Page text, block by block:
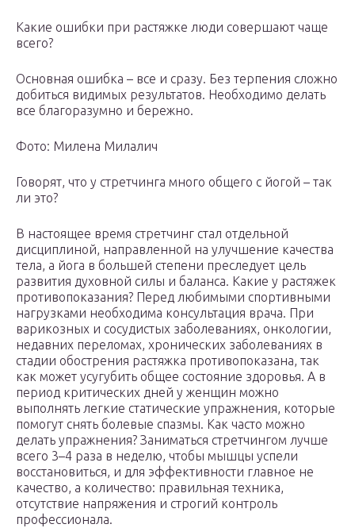
Какие ошибки при растяжке люди совершают чаще
всего?
Основная ошибка – все и сразу. Без терпения сложно
добиться видимых результатов. Необходимо делать
все благоразумно и бережно.
Фото: Милена Милалич
Говорят, что у стретчинга много общего с йогой – так
ли это?
В настоящее время стретчинг стал отдельной
дисциплиной, направленной на улучшение качества
тела, а йога в большей степени преследует цель
развития духовной силы и баланса. Какие у растяжек
противопоказания? Перед любимыми спортивными
нагрузками необходима консультация врача. При
варикозных и сосудистых заболеваниях, онкологии,
недавних переломах, хронических заболеваниях в
стадии обострения растяжка противопоказана, так
как может усугубить общее состояние здоровья. А в
период критических дней у женщин можно
выполнять легкие статические упражнения, которые
помогут снять болевые спазмы. Как часто можно
делать упражнения? Заниматься стретчингом лучше
всего 3–4 раза в неделю, чтобы мышцы успели
восстановиться, и для эффективности главное не
качество, а количество: правильная техника,
отсутствие напряжения и строгий контроль
профессионала.